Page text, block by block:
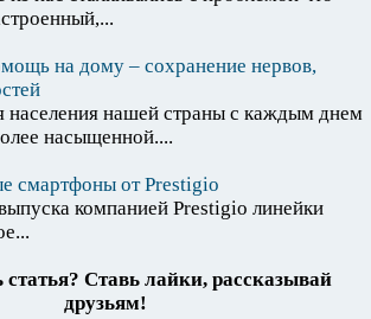
на дому – сохранение нервов,
населения нашей страны с каждым днем
насыщенной....
смартфоны от Prestigio
компанией Prestigio линейки
Ставь лайки, рассказывай
друзьям!